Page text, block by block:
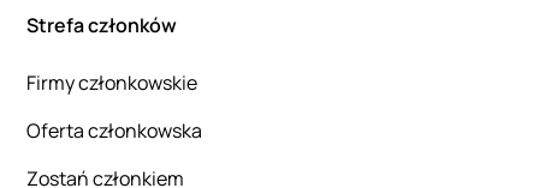
Strefa członków
Firmy członkowskie
Oferta członkowska
Zostań członkiem